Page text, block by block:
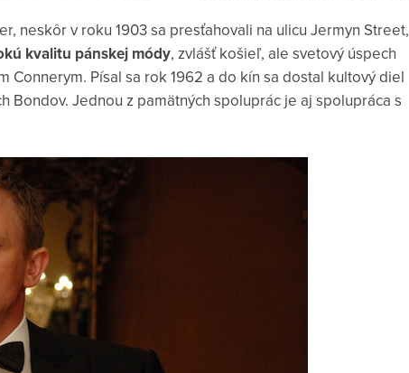
neskôr v roku 1903 sa presťahovali na ulicu Jermyn Street,
kvalitu pánskej módy, zvlášť košieľ, ale svetový úspech
Písal sa rok 1962 a do kín sa dostal kultový diel
Jednou z pamätných spoluprác je aj spolupráca s